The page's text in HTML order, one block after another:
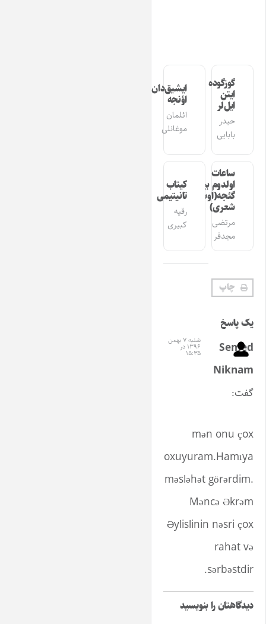
گوزگوده
ایتن
ایل‌لر
حیدر
بابایی
ایشیق‌دان
اؤنجه
ائلمان
موغانلی
ساعات
اولدوم بیر
گئجه(اوشاق
شعری)
مرتضی
مجدفر
کیتاب
تانیتیمی
رقیه
کبیری
چاپ
یک پاسخ
Semed
Niknam
گفت:
شنبه ۷ بهمن
۱۳۹۶ در
۱۵:۳۵
mən onu çox
oxuyuram.Hamıya
məsləhət görərdim.
Məncə Əkrəm
Əylislinin nəsri çox
rahat və
sərbəstdir.
دیدگاهتان را بنویسید